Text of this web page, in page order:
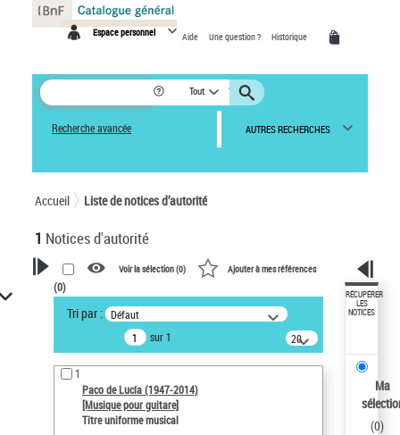
Espace personnel Aide Une question ? Historique
Tout
Recherche avancée AUTRES RECHERCHES
Accueil Liste de notices d’autorité
1 Notices d'autorité
VOTRE RECHERCHE
Recherche avancée dans les
notices d’autorité
Œuvres liées à l'auteur :
Paco de Lucía (1947-2014)
Voir la sélection (0) Ajouter à mes références
(0)
Tri par : Défaut
sur 1
20
résultats/page
1
Paco de Lucía (1947-2014)
[Musique pour guitare]
Titre uniforme musical
RÉCUPÉRER
LES
NOTICES
Ma
(0)
Panneau de gestion des cookies